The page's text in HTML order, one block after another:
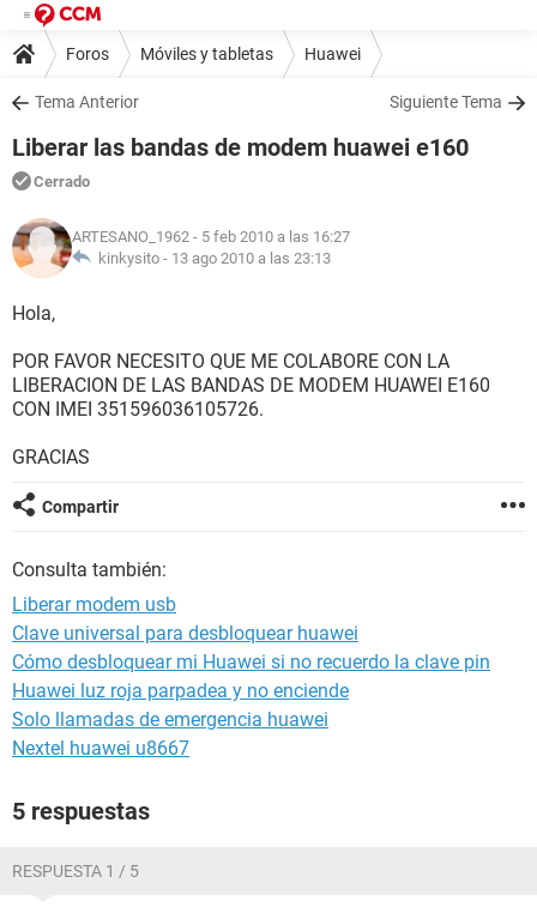
Foros Móviles y tabletas Huawei
Tema Anterior Siguiente Tema
Liberar las bandas de modem huawei e160
Cerrado
ARTESANO_1962 - 5 feb 2010 a las 16:27
kinkysito - 13 ago 2010 a las 23:13
Hola,
POR FAVOR NECESITO QUE ME COLABORE CON LA
LIBERACION DE LAS BANDAS DE MODEM HUAWEI E160
CON IMEI 351596036105726.
GRACIAS
Compartir
Consulta también:
Liberar modem usb
Clave universal para desbloquear huawei
Cómo desbloquear mi Huawei si no recuerdo la clave pin
Huawei luz roja parpadea y no enciende
Solo llamadas de emergencia huawei
Nextel huawei u8667
5 respuestas
RESPUESTA 1 / 5